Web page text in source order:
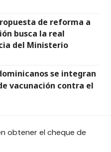
de reforma a
busca la real
del Ministerio
se integran
vacunación contra el
obtener el cheque de